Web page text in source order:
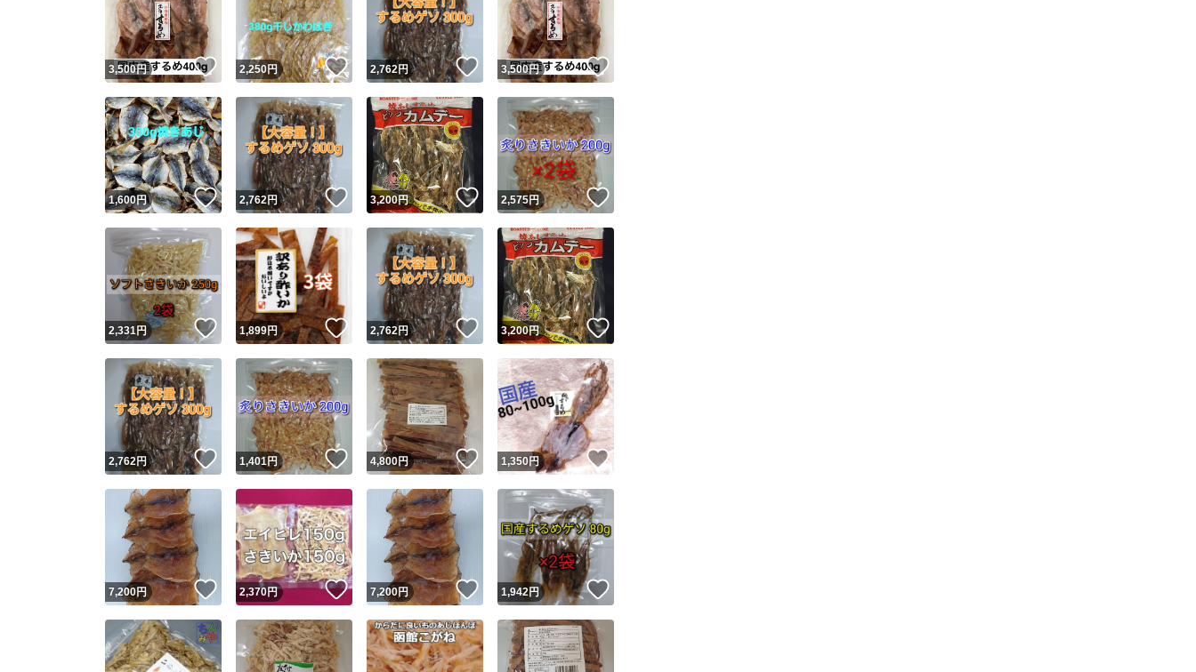
他フリマ実績◯+ このユーザーは他フリマサービスでの取引実績があります
スピード&安心発送
※このバッジは実績に基づく表示であり、発送を保証しているものではありません
スピード＆安心発送
このユーザーは高頻度で24時間以内＆設定した発送日数内に発送してい
ます
スピード発送 このユーザーは高頻度で24時間以内に発送しています
安心発送 このユーザーは設定した発送日数内に発送しています
出品ページへ
キャンセル
3,500円 いいね！
2,250円 いいね！
2,762円 いいね！
3,500円
1,600円 いいね！
2,762円 いいね！
3,200円 いいね！
2,575円
2,331円 いいね！
1,899円 いいね！
2,762円 いいね！
3,200円
2,762円 いいね！
1,401円 いいね！
4,800円 いいね！
1,350円
7,200円 いいね！
2,370円 いいね！
7,200円 いいね！
1,942円